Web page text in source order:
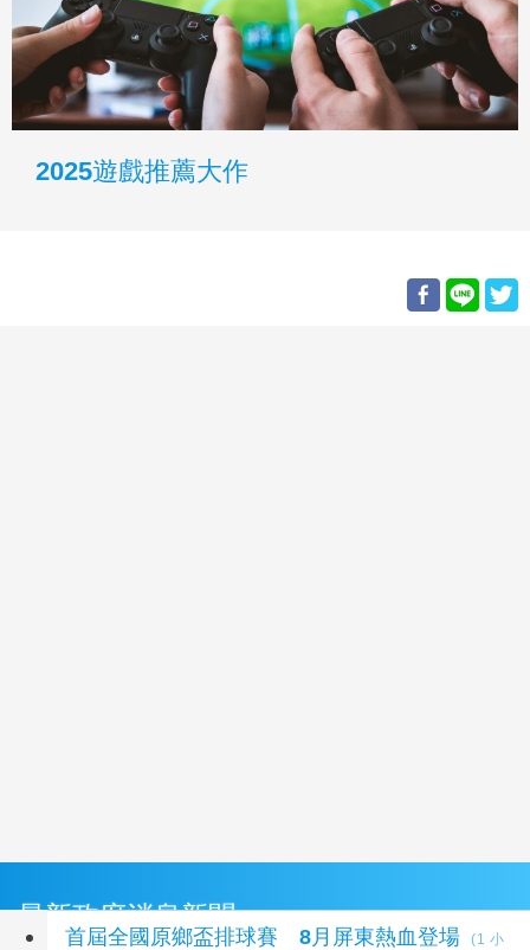
2025遊戲推薦大作
最新政府消息新聞
首屆全國原鄉盃排球賽 8月屏東熱血登場
(1 小